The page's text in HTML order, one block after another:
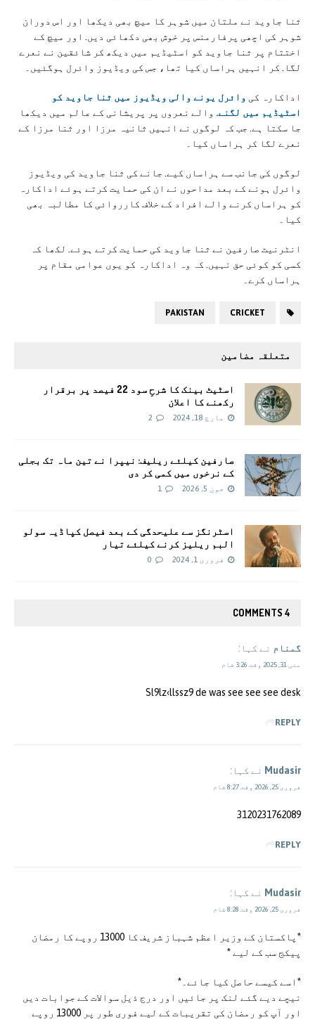
ثنا جاوید نے ملتان میں شوہر کا میچ بھی دیکھا اور اس دوران
شوہر کی اچھی پرفارمنس پر خوش بھی دکھائی دیں. اور میچ کے
اختتام پر ثنا جاوید کو اسٹیڈیم میں دیکھ کر شائقین نے نعرے
لگا. کر انہیں ہراساں کیا تھا، جس کی ویڈیوز وائرل ہوگئیں۔
اداکارہ کی وائرل یونے والی ویڈیوز میں ثنا جاوید کو
اسٹیڈیم میں لگنے. والے نعروں پر پریشانی کے عالم میں دیکھا
جا سکتا ہے. جب کہ لوگوں نے انہیں ثانیہ مرزا اور ثنا مرزا کے
نعرے لگا کر ہراساں کیا۔
لوگوں کی جانب سے ہراساں کیے. جانے کی ثنا جاوید کی ویڈیوز
وائرل ہونے کے بعد مداحوں نے ان کی حمایت کرتے ہوئے اداکارہ
کو ہراساں کرنے والے افراد کے خلاف کارروائی کا مطالبہ بھی
کیا۔
انٹرنیٹ صارفین نے ثنا جاوید کی حمایت کرتے ہوئے. لکھا کہ
کسی کو کوئی حق نہیں. کہ وہ اداکارہ کو یوں عوامی مقام پر
ہراساں کرے۔
CRICKET
PAKISTAN
متعلقہ مضامین
اسٹیٹ بینک کا شرحِ سود 22 فیصد پر برقرار
رکھنے کا اعلان
مارچ 18, 2024 2
صارفین کیلئے ریلیف: نیپرا نے تین ماہ تک بجلی
کے نرخوں میں کمی کر دی
جون 5, 2026 1
اسٹرنگز سے علیحدگی کے بعد فیصل کپاڈیہ سولو
البم ریلیز کرنے کیلئے تیار
فروری 1, 2024 0
4 COMMENTS
گمنام نے کہا:
مئی 31, 2025 وقت 3:26 شام
Sl9lz‹llssz9 de was see see see desk
REPLY
Mudasir نے کہا:
فروری 25, 2026 وقت 8:27 شام
3120231762089
REPLY
Mudasir نے کہا:
فروری 25, 2026 وقت 8:28 شام
*پاکستان کے وزیر اعظم شہباز شریف کا 13000 روپے کا رمضان
پیکج سب کے لیے *
*اسے کیسے حاصل کیا جائے۔*
نیچے دیے گئے لنک پر جائیں اور درج ذیل سوالات کے جوابات دیں
اور آپ کو رمضان کی تقریبات کے لیے فوری طور پر 13000 روپے